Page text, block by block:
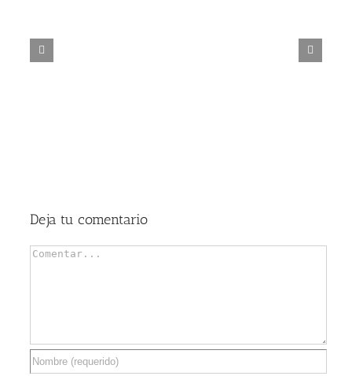
Deja tu comentario
Comentar